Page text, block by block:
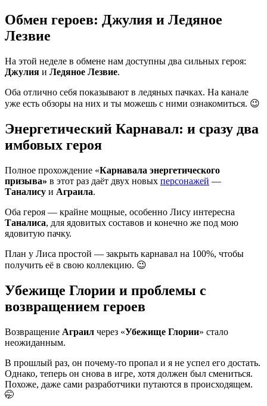
Обмен героев: Джулия и Ледяное
Лезвие
На этой неделе в обмене нам доступны два сильных героя:
Джулия и Ледяное Лезвие.
Оба отлично себя показывают в ледяных пачках. На канале
уже есть обзоры на них и ты можешь с ними ознакомиться. 😉
Энергетический Карнавал: и сразу два
имбовых героя
Полное прохождение «Карнавала энергетического
призыва» в этот раз даёт двух новых персонажей —
Таналису и Аграила.
Оба героя — крайне мощные, особенно Лису интересна
Таналиса, для ядовитых составов и конечно же под мою
ядовитую пачку.
План у Лиса простой — закрыть карнавал на 100%, чтобы
получить её в свою коллекцию. 😉
Убежище Глории и проблемы с
возвращением героев
Возвращение Аграил через «Убежище Глории» стало
неожиданным.
В прошлый раз, он почему-то пропал и я не успел его достать.
Однако, теперь он снова в игре, хотя должен был смениться.
Похоже, даже сами разработчики путаются в происходящем.
🤭